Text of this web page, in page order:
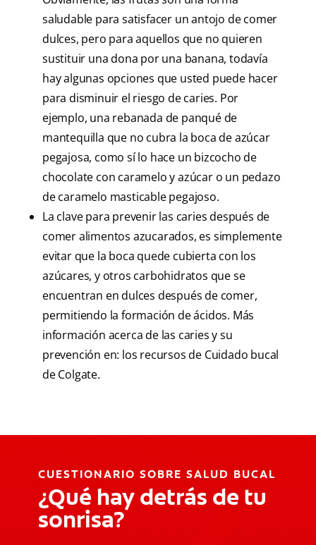
saludable para satisfacer un antojo de comer
dulces, pero para aquellos que no quieren
sustituir una dona por una banana, todavía
hay algunas opciones que usted puede hacer
para disminuir el riesgo de caries. Por
ejemplo, una rebanada de panqué de
mantequilla que no cubra la boca de azúcar
pegajosa, como sí lo hace un bizcocho de
chocolate con caramelo y azúcar o un pedazo
de caramelo masticable pegajoso.
La clave para prevenir las caries después de
comer alimentos azucarados, es simplemente
evitar que la boca quede cubierta con los
azúcares, y otros carbohidratos que se
encuentran en dulces después de comer,
permitiendo la formación de ácidos. Más
información acerca de las caries y su
prevención en: los recursos de Cuidado bucal
de Colgate.
CUESTIONARIO SOBRE SALUD BUCAL
¿Qué hay detrás de tu
sonrisa?